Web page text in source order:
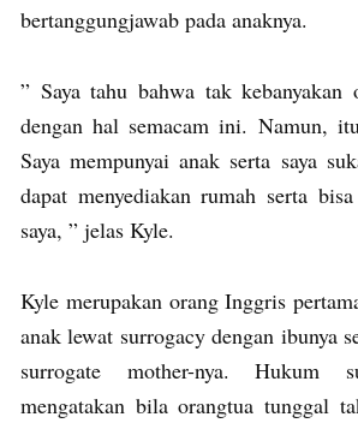
bertanggungjawab pada anaknya.
” Saya tahu bahwa tak kebanyakan
dengan hal semacam ini. Namun,
Saya mempunyai anak serta saya
dapat menyediakan rumah serta
saya, ” jelas Kyle.
Kyle merupakan orang Inggris
anak lewat surrogacy dengan ibunya
surrogate mother-nya. Hukum
mengatakan bila orangtua tunggal